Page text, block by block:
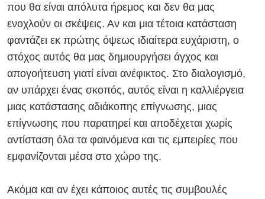
που θα είναι απόλυτα ήρεμος και δεν θα μας
ενοχλούν οι σκέψεις. Αν και μια τέτοια κατάσταση
φαντάζει εκ πρώτης όψεως ιδιαίτερα ευχάριστη, ο
στόχος αυτός θα μας δημιουργήσει άγχος και
απογοήτευση γιατί είναι ανέφικτος. Στο διαλογισμό,
αν υπάρχει ένας σκοπός, αυτός είναι η καλλιέργεια
μιας κατάστασης αδιάκοπης επίγνωσης, μιας
επίγνωσης που παρατηρεί και αποδέχεται χωρίς
αντίσταση όλα τα φαινόμενα και τις εμπειρίες που
εμφανίζονται μέσα στο χώρο της.
Ακόμα και αν έχει κάποιος αυτές τις συμβουλές